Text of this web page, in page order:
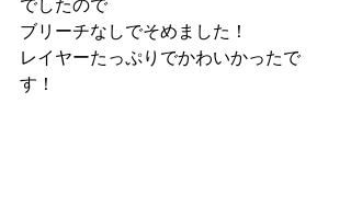
でしたので
ブリーチなしでそめました！
レイヤーたっぷりでかわいかったで
す！